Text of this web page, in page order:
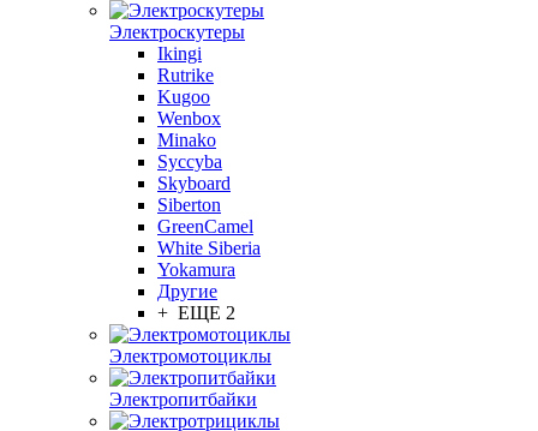
Электроскутеры
Ikingi
Rutrike
Kugoo
Wenbox
Minako
Syccyba
Skyboard
Siberton
GreenCamel
White Siberia
Yokamura
Другие
+ ЕЩЕ 2
Электромотоциклы
Электропитбайки